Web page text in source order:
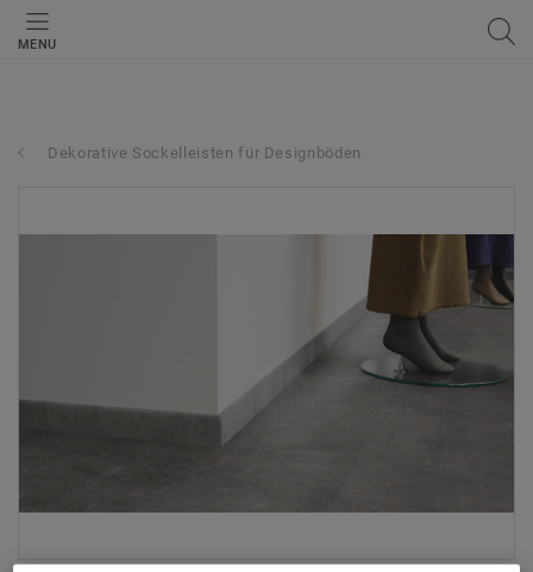
MENU
Dekorative Sockelleisten für Designböden